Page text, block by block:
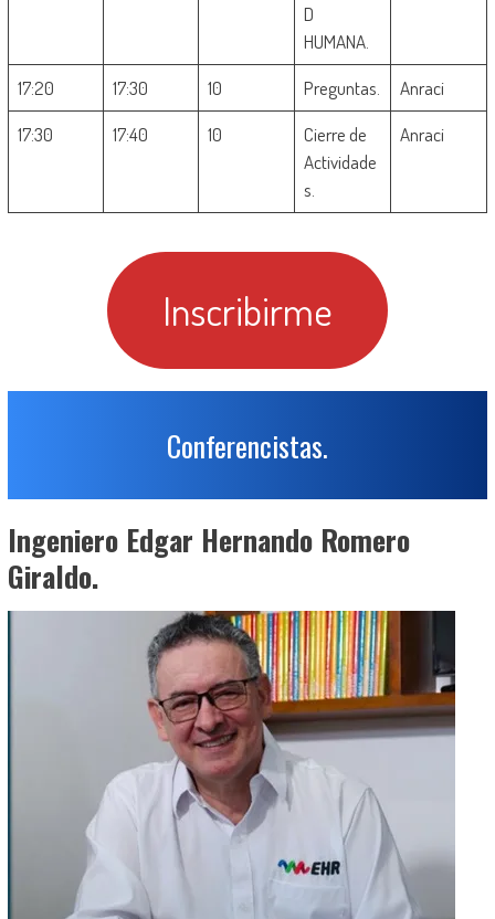
D
HUMANA.
17:20 17:30 10 Preguntas.
Anraci
17:30
17:40 10
Cierre de
Actividade
s.
Anraci
Inscribirme
Conferencistas.
Ingeniero Edgar Hernando Romero
Giraldo.